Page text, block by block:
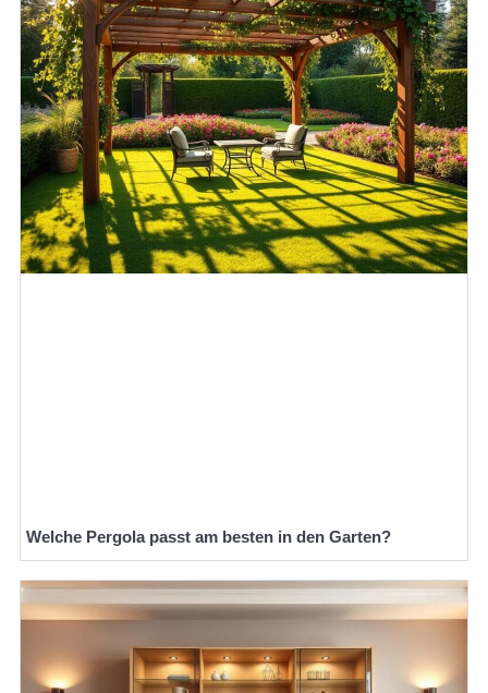
Welche Pergola passt am besten in den Garten?